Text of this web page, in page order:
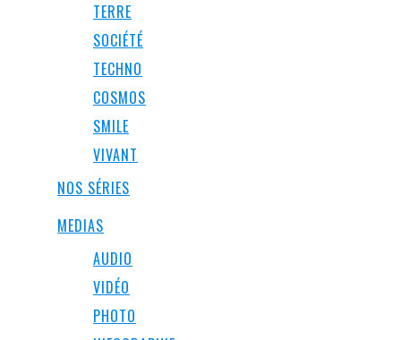
TERRE
SOCIÉTÉ
TECHNO
COSMOS
SMILE
VIVANT
NOS SÉRIES
MEDIAS
AUDIO
VIDÉO
PHOTO